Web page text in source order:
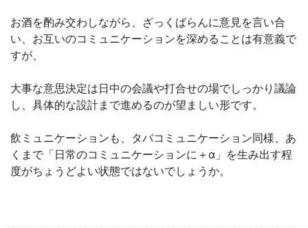
お酒を酌み交わしながら、ざっくばらんに意見を言い合
い、お互いのコミュニケーションを深めることは有意義で
すが、
大事な意思決定は日中の会議や打合せの場でしっかり議論
し、具体的な設計まで進めるのが望ましい形です。
飲ミュニケーションも、タバコミュニケーション同様、あ
くまで「日常のコミュニケーションに＋α」を生み出す程
度がちょうどよい状態ではないでしょうか。